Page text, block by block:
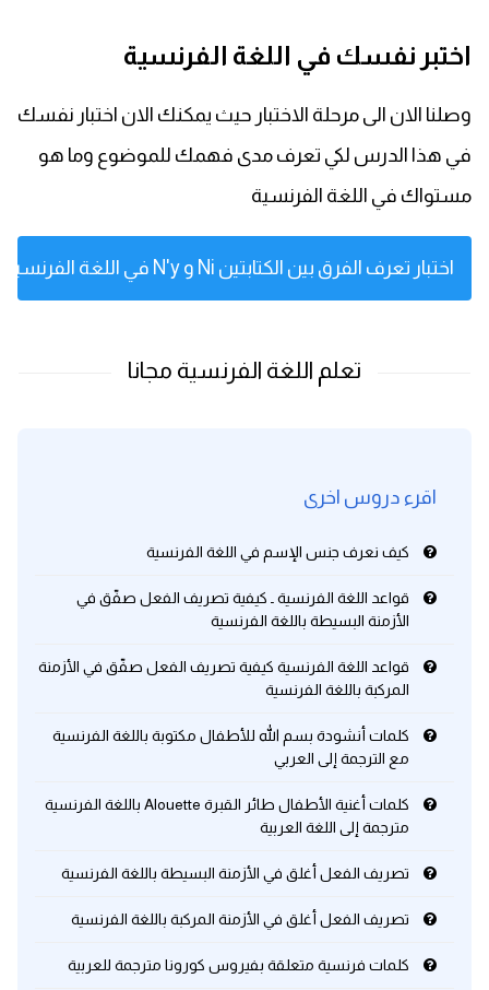
اختبر نفسك في اللغة الفرنسية
وصلنا الان الى مرحلة الاختبار حيث يمكنك الان اختبار نفسك
في هذا الدرس لكي تعرف مدى فهمك للموضوع وما هو
مستواك في اللغة الفرنسية
اختبار تعرف الفرق بين الكتابتين Ni و N'y في اللغة الفرنسية
اقرء دروس اخرى
كيف نعرف جنس الإسم في اللغة الفرنسية
قواعد اللغة الفرنسية ـ كيفية تصريف الفعل صفّق في
الأزمنة البسيطة باللغة الفرنسية
قواعد اللغة الفرنسية كيفية تصريف الفعل صفّق في الأزمنة
المركبة باللغة الفرنسية
كلمات أنشودة بسم الله للأطفال مكتوبة باللغة الفرنسية
مع الترجمة إلى العربي
كلمات أغنية الأطفال طائر القبرة Alouette باللغة الفرنسية
مترجمة إلى اللغة العربية
تصريف الفعل أغلق في الأزمنة البسيطة باللغة الفرنسية
تصريف الفعل أغلق في الأزمنة المركبة باللغة الفرنسية
كلمات فرنسية متعلقة بفيروس كورونا مترجمة للعربية